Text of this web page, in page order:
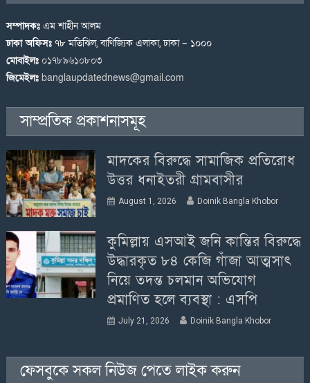
সম্পাদকঃ এম শাহীন আলম
ঢাকা অফিসঃ ৭৮ মতিঝিল, বাণিজ্যিক এলাকা, ঢাকা – ১০০০
মোবাইলঃ ০১৭৮৯৬১০৮০৩
জিমেইলঃ banglaupdatednews@gmail.com
সাম্প্রতিক প্রকাশনাসমূহ
মাদকের বিরুদ্ধে সামাজিক প্রতিরোধ
উত্তর ধনাইতরী গ্রামবাসীর
August 1, 2026 Doinik Bangla Khobor
কুমিল্লায় এসআই জনি কান্তির বিরুদ্ধে
উদ্ধারকৃত ৮৪ কেজি গাঁজা আত্মসাৎ
নিয়ে তদন্ত চলমান অভিযোগ
প্রমাণিত হলে ব্যবস্থা : এসপি
July 21, 2026 Doinik Bangla Khobor
ফেসবুকে সকল নিউজ পেতে লাইক করুন